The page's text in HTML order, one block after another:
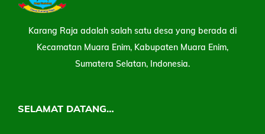
Karang Raja adalah salah satu desa yang berada di
Kecamatan Muara Enim, Kabupaten Muara Enim,
Sumatera Selatan, Indonesia.
SELAMAT DATANG…